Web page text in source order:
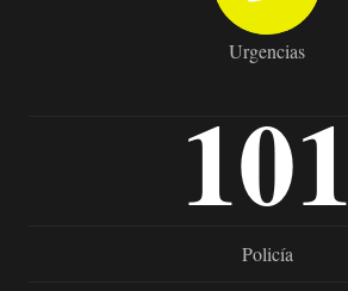
Urgencias
101
Policía